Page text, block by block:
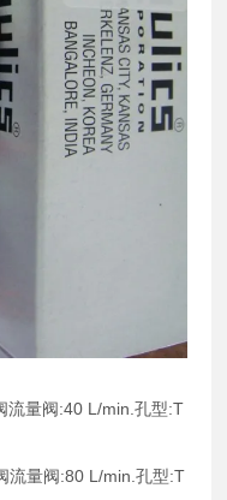
流量阀:40 L/min.孔型:T
流量阀:80 L/min.孔型:T